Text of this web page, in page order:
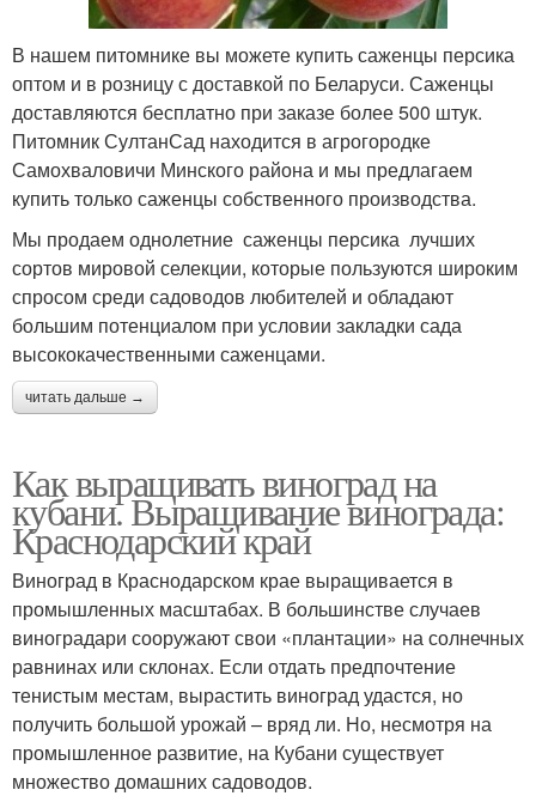
В нашем питомнике вы можете купить саженцы персика
оптом и в розницу с доставкой по Беларуси. Саженцы
доставляются бесплатно при заказе более 500 штук.
Питомник СултанСад находится в агрогородке
Самохваловичи Минского района и мы предлагаем
купить только саженцы собственного производства.
Мы продаем однолетние саженцы персика лучших
сортов мировой селекции, которые пользуются широким
спросом среди садоводов любителей и обладают
большим потенциалом при условии закладки сада
высококачественными саженцами.
читать дальше →
Как выращивать виноград на
кубани. Выращивание винограда:
Краснодарский край
Виноград в Краснодарском крае выращивается в
промышленных масштабах. В большинстве случаев
виноградари сооружают свои «плантации» на солнечных
равнинах или склонах. Если отдать предпочтение
тенистым местам, вырастить виноград удастся, но
получить большой урожай – вряд ли. Но, несмотря на
промышленное развитие, на Кубани существует
множество домашних садоводов.